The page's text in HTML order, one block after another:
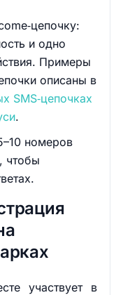
и одно
Примеры
описаны в
SMS‑цепочках
.
номеров
чтобы
участвует в